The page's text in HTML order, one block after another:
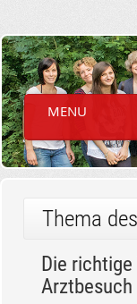
MENU
Thema
Die
Arztbesuch